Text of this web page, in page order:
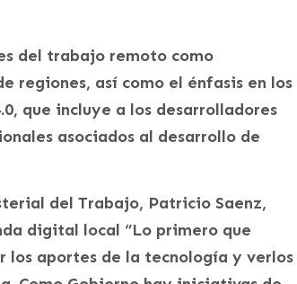
del trabajo remoto como
regiones, así como el énfasis en los
que incluye a los desarrolladores
asociados al desarrollo de
del Trabajo, Patricio Saenz,
digital local “Lo primero que
los aportes de la tecnología y verlos